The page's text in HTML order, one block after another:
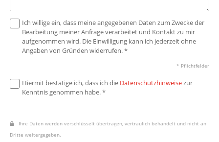
Ich willige ein, dass meine angegebenen Daten zum Zwecke der
Bearbeitung meiner Anfrage verarbeitet und Kontakt zu mir
aufgenommen wird. Die Einwilligung kann ich jederzeit ohne
Angaben von Gründen widerrufen. *
* Pflichtfelder
Hiermit bestätige ich, dass ich die Datenschutzhinweisezur
Kenntnis genommen habe. *
Ihre Daten werden verschlüsselt übertragen, vertraulich behandelt und nicht an
Dritte weitergegeben.